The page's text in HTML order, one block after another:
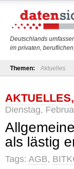
Deutschlands
im privaten,
Themen: Aktuelles
AKTUELLES,
Dienstag,
als lästig
Tags: AGB,